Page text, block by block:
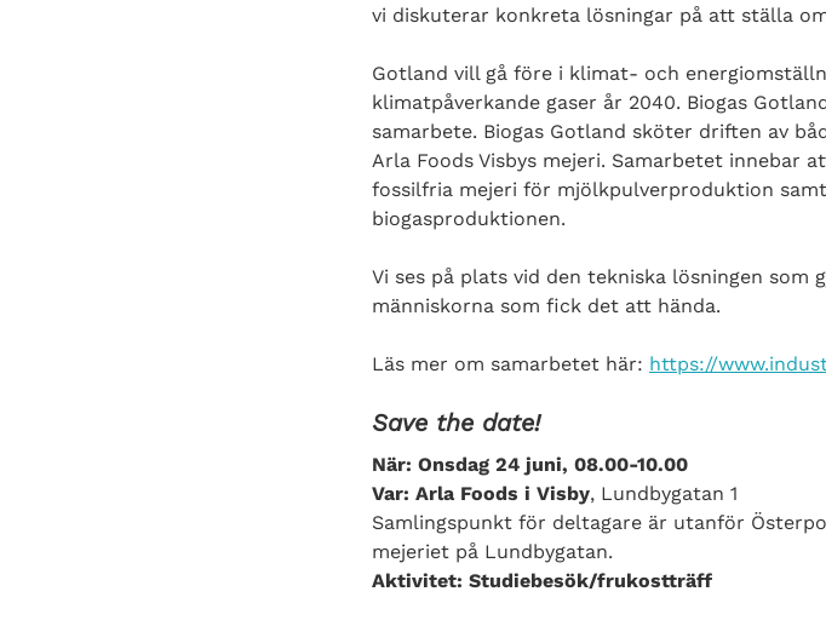
vi diskuterar konkreta lösningar på att ställa
Gotland vill gå före i klimat- och
klimatpåverkande gaser år 2040. Biogas
samarbete. Biogas Gotland sköter driften av
Arla Foods Visbys mejeri. Samarbetet innebar
fossilfria mejeri för mjölkpulverproduktion
biogasproduktionen.
Vi ses på plats vid den tekniska lösningen
människorna som fick det att hända.
Läs mer om samarbetet här: https://
Save the date!
När: Onsdag 24 juni, 08.00-10.00
Var: Arla Foods i Visby, Lundbygatan 1
Samlingspunkt för deltagare är utanför
mejeriet på Lundbygatan.
Aktivitet: Studiebesök/frukostträff